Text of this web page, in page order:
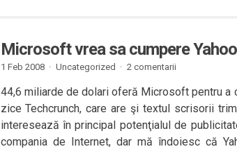
Microsoft vrea sa cumpere Yahoo
1 Feb 2008 · Uncategorized · 2 comentarii
44,6 miliarde de dolari oferă Microsoft pentru a
zice Techcrunch, care are şi textul scrisorii
interesează în principal potenţialul de
compania de Internet, dar mă îndoiesc că